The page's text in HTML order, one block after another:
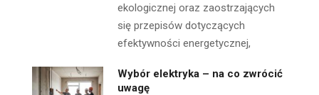
ekologicznej oraz zaostrzających
się przepisów dotyczących
efektywności energetycznej,
Wybór elektryka – na co zwrócić
uwagę